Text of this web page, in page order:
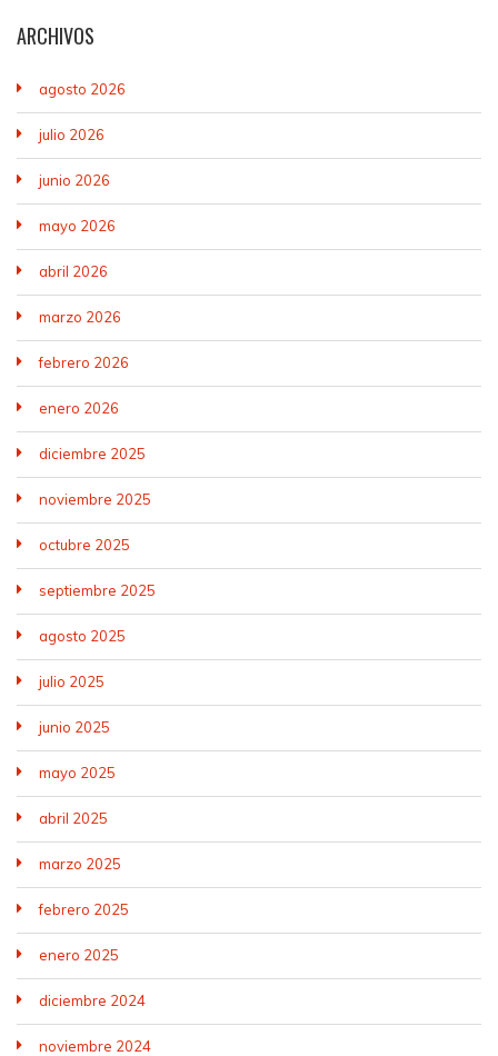
ARCHIVOS
agosto 2026
julio 2026
junio 2026
mayo 2026
abril 2026
marzo 2026
febrero 2026
enero 2026
diciembre 2025
noviembre 2025
octubre 2025
septiembre 2025
agosto 2025
julio 2025
junio 2025
mayo 2025
abril 2025
marzo 2025
febrero 2025
enero 2025
diciembre 2024
noviembre 2024